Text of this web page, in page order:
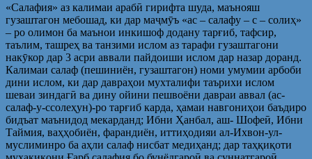
«Салафия» аз калимаи арабӣ гирифта шуда, маънояш
гузаштагон мебошад, ки дар маҷмӯъ «ас – салафу – с – солиҳ»
– ро олимон ба маънои инкишоф додану тарғиб, тафсир,
таълим, ташреҳ ва танзими ислом аз тарафи гузаштагони
накӯкор дар 3 асри аввали пайдоиши ислом дар назар доранд.
Калимаи салаф (пешиниён, гузаштагон) номи умумии арбоби
дини ислом, ки дар давраҳои мухталифи таърихи ислом
шеваи зиндагӣ ва дину ойини пешвоёни давраи аввал (ас-
салаф-у-ссолеҳун)-ро тарғиб карда, ҳамаи навгониҳои баъдиро
бидъат маънидод мекарданд; Ибни Ҳанбал, аш- Шофеӣ, Ибни
Таймия, ваҳҳобиён, фарандиён, иттиҳодияи ал-Ихвон-ул-
муслиминро ба аҳли салаф нисбат медиҳанд; дар таҳқиқоти